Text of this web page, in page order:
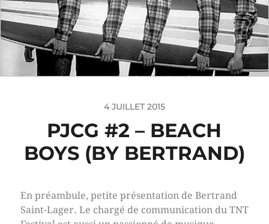
4 JUILLET 2015
PJCG #2 – BEACH
BOYS (BY BERTRAND)
En préambule, petite présentation de Bertrand
Saint-Lager. Le chargé de communication du TNT